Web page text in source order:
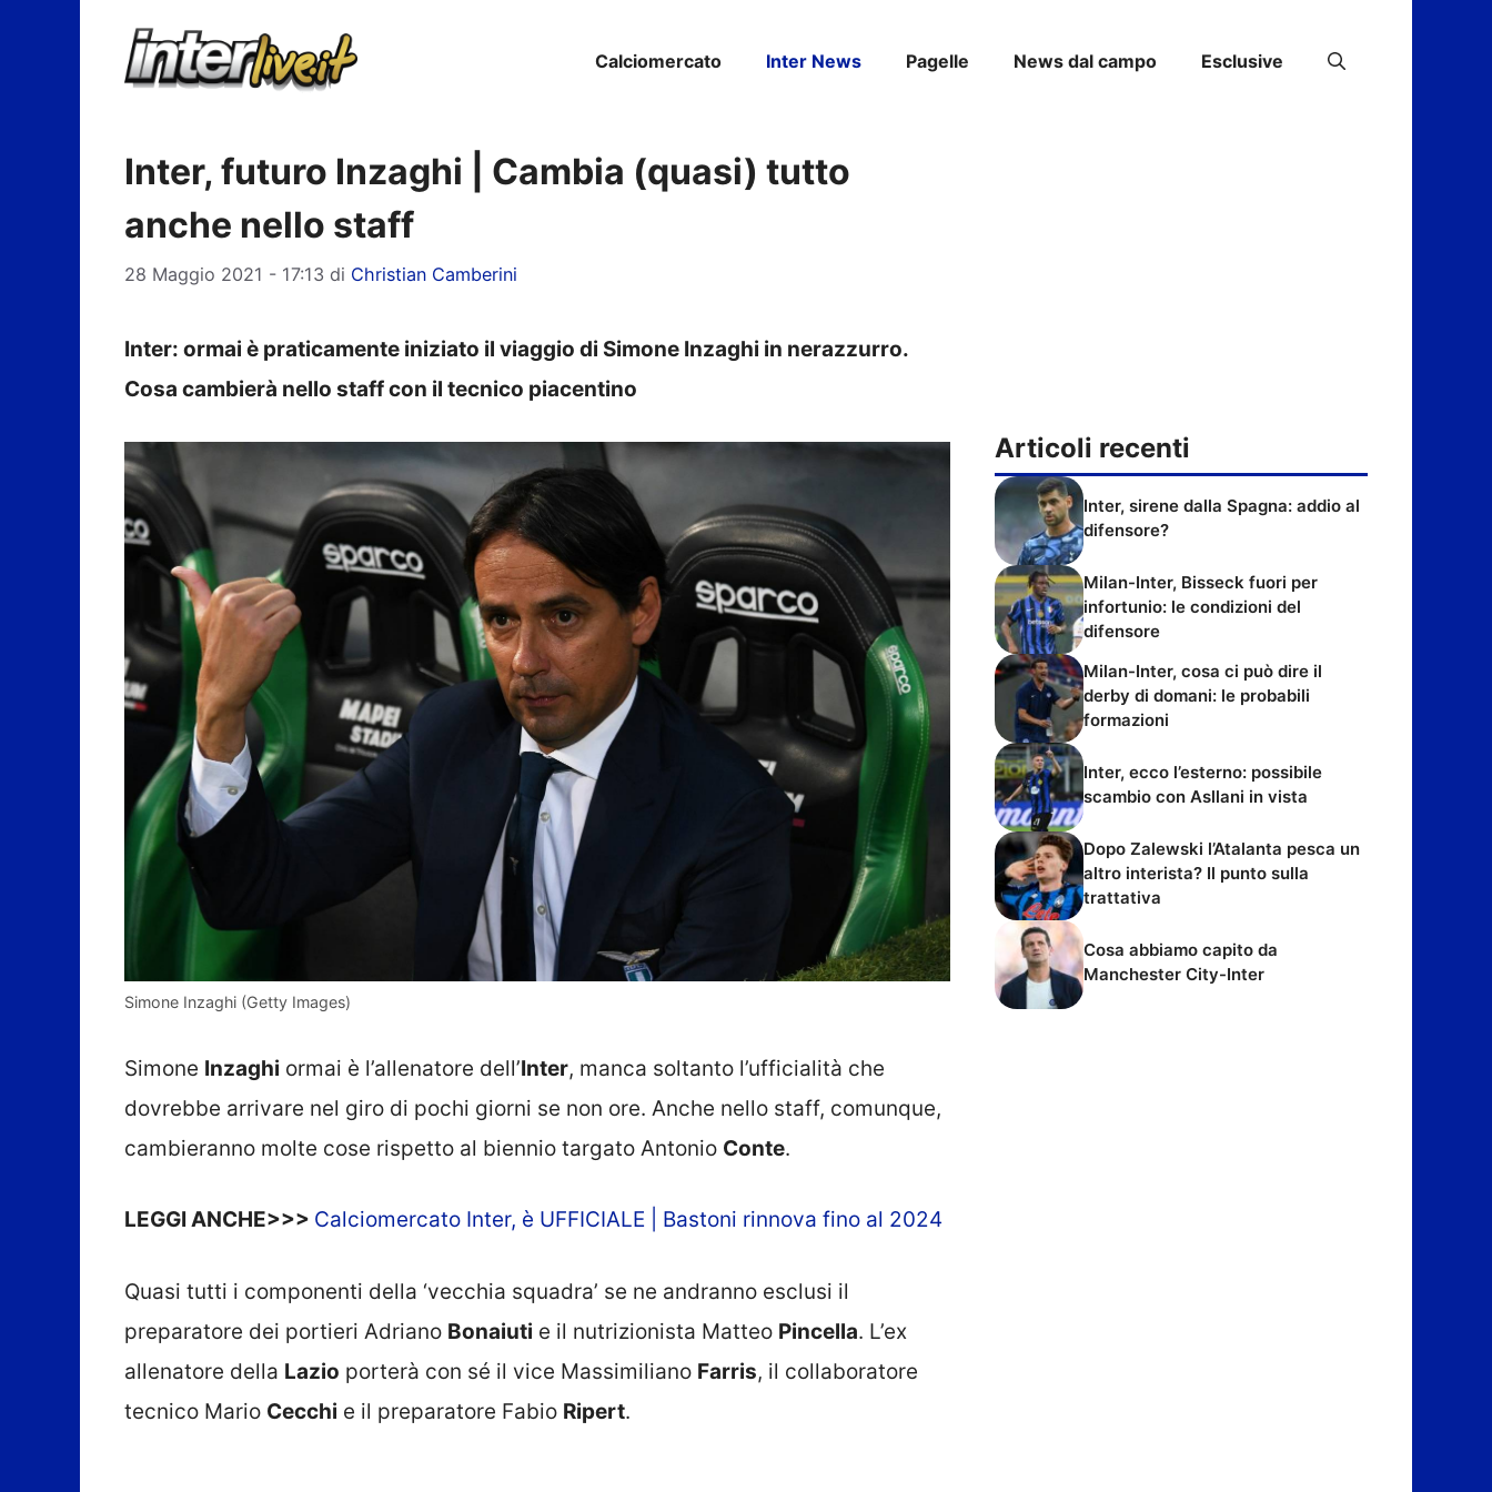
Calciomercato Inter News Pagelle News dal campo Esclusive
Inter, futuro Inzaghi | Cambia (quasi) tutto
anche nello staff
28 Maggio 2021 - 17:13 di Christian Camberini
Inter: ormai è praticamente iniziato il viaggio di Simone Inzaghi in nerazzurro.
Cosa cambierà nello staff con il tecnico piacentino
Simone Inzaghi (Getty Images)
Simone Inzaghi ormai è l’allenatore dell’Inter, manca soltanto l’ufficialità che
dovrebbe arrivare nel giro di pochi giorni se non ore. Anche nello staff, comunque,
cambieranno molte cose rispetto al biennio targato Antonio Conte.
LEGGI ANCHE>>> Calciomercato Inter, è UFFICIALE | Bastoni rinnova fino al 2024
Quasi tutti i componenti della ‘vecchia squadra’ se ne andranno esclusi il
preparatore dei portieri Adriano Bonaiuti e il nutrizionista Matteo Pincella. L’ex
allenatore della Lazio porterà con sé il vice Massimiliano Farris, il collaboratore
tecnico Mario Cecchi e il preparatore Fabio Ripert.
Articoli recenti
Inter, sirene dalla Spagna: addio al
difensore?
Milan-Inter, Bisseck fuori per
infortunio: le condizioni del
difensore
Milan-Inter, cosa ci può dire il
derby di domani: le probabili
formazioni
Inter, ecco l’esterno: possibile
scambio con Asllani in vista
Dopo Zalewski l’Atalanta pesca un
altro interista? Il punto sulla
trattativa
Cosa abbiamo capito da
Manchester City-Inter